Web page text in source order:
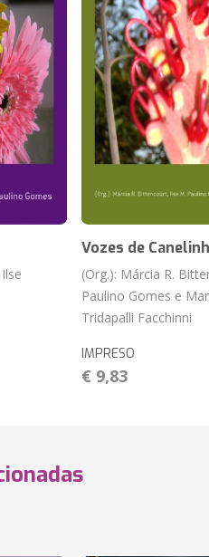
Vozes de
(Org.): Márcia R.
Paulino Gomes e
Tridapalli Facchinni
IMPRESO
€ 9,83